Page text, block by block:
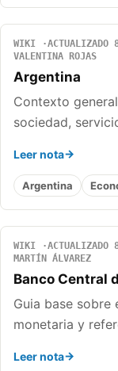
WIKI ACTUALIZADO
VALENTINA ROJAS
Argentina
Contexto
sociedad,
Leer nota
Argentina
WIKI ACTUALIZADO
MARTÍN ÁLVAREZ
Banco Central
Guia base sobre
monetaria y
Leer nota